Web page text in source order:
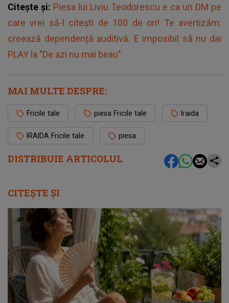
DISTRIBUIE ARTICOLUL
Citește și: Piesa lui Liviu Teodorescu e ca un DM pe
care vrei să-l citești de 100 de ori! Te avertizăm:
creează dependență auditivă. E imposibil să nu dai
PLAY la "De azi nu mai beau"
MAI MULTE DESPRE:
Fricile tale piesa Fricile tale Iraida
IRAIDA Fricile tale piesa
CITEȘTE ȘI